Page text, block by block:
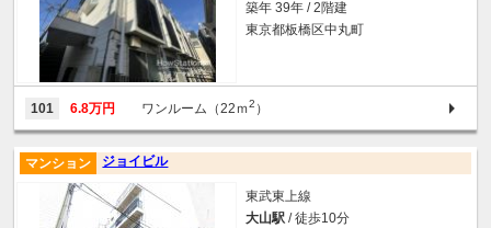
築年 39年 / 2階建
東京都板橋区中丸町
101 6.8万円 ワンルーム（22ｍ2 ）
ジョイビル
マンション
東武東上線
大山駅 / 徒歩10分